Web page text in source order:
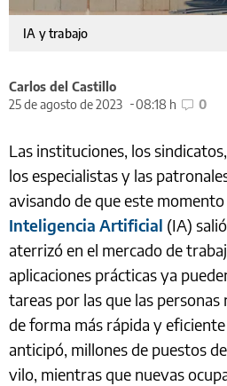
IA y trabajo
Carlos del Castillo
25 de agosto de 2023
08:18 h 0
Las instituciones, los
los especialistas y las
avisando de que este momento
Inteligencia Artificial (IA)
aterrizó en el mercado de
aplicaciones prácticas ya
tareas por las que las
de forma más rápida y eficiente
anticipó, millones de puestos
vilo, mientras que nuevas